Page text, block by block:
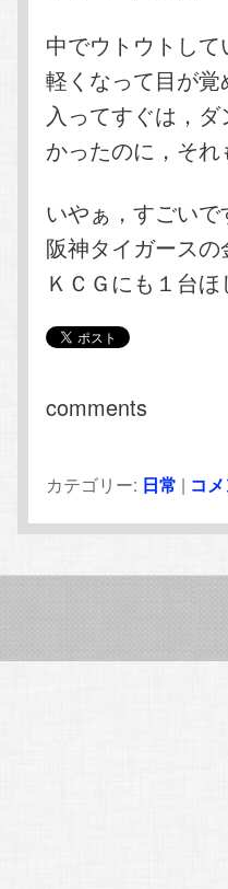
中でウトウトし
軽くなって目が覚
入ってすぐは，
かったのに，そ
いやぁ，すごいで
阪神タイガース
ＫＣＧにも１台ほ
comments
カテゴリー: 日常 | コ